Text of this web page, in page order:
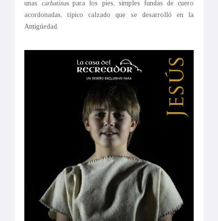
unas carbatinaspara los pies, simples fundas de cuero
acordonadas, típico calzado que se desarrolló en la
Antigüedad.